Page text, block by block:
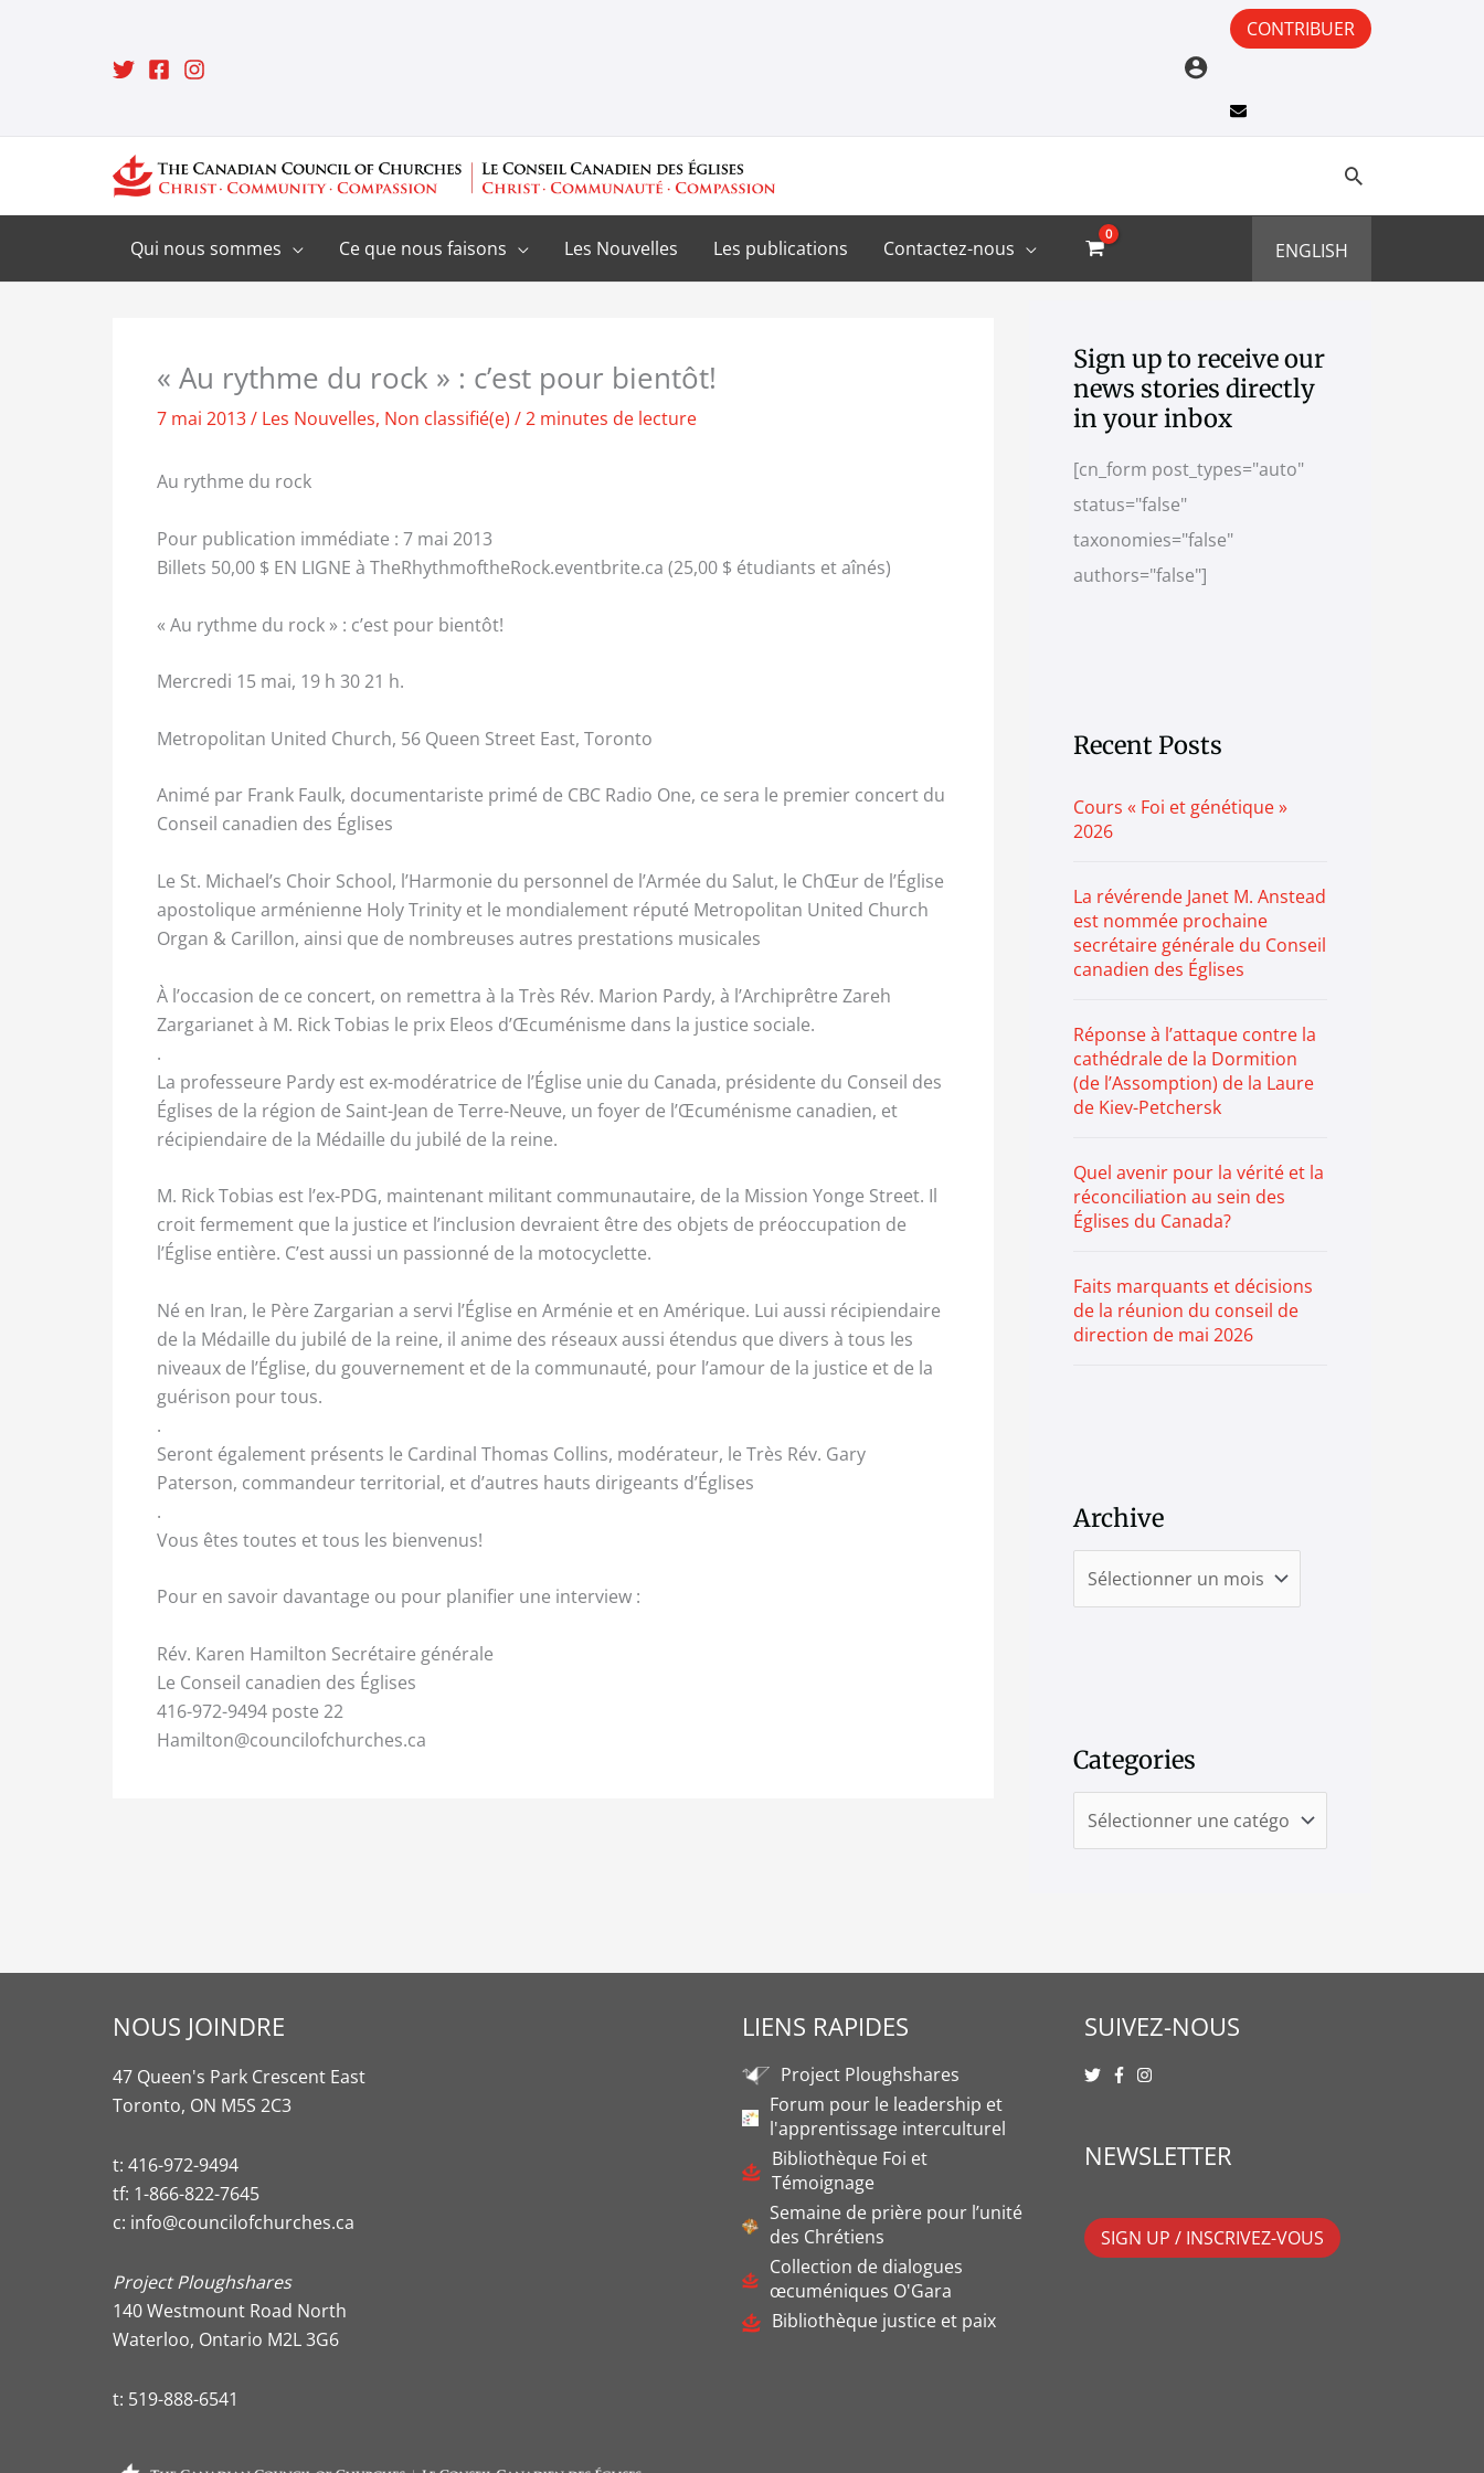
CONTRIBUER
Qui nous sommes Ce que nous faisons Les Nouvelles Les publications Contactez-nous ENGLISH
« Au rythme du rock » : c’est pour bientôt!
7 mai 2013/ Les Nouvelles, Non classifié(e) /2 minutes de lecture
Au rythme du rock
Pour publication immédiate : 7 mai 2013
Billets 50,00 $ EN LIGNE à TheRhythmoftheRock.eventbrite.ca (25,00 $ étudiants et aînés)
« Au rythme du rock » : c’est pour bientôt!
Mercredi 15 mai, 19 h 30 21 h.
Metropolitan United Church, 56 Queen Street East, Toronto
Animé par Frank Faulk, documentariste primé de CBC Radio One, ce sera le premier concert du
Conseil canadien des Églises
Le St. Michael’s Choir School, l’Harmonie du personnel de l’Armée du Salut, le ChŒur de l’Église
apostolique arménienne Holy Trinity et le mondialement réputé Metropolitan United Church
Organ & Carillon, ainsi que de nombreuses autres prestations musicales
À l’occasion de ce concert, on remettra à la Très Rév. Marion Pardy, à l’Archiprêtre Zareh
Zargarianet à M. Rick Tobias le prix Eleos d’Œcuménisme dans la justice sociale.
.
La professeure Pardy est ex-modératrice de l’Église unie du Canada, présidente du Conseil des
Églises de la région de Saint-Jean de Terre-Neuve, un foyer de l’Œcuménisme canadien, et
récipiendaire de la Médaille du jubilé de la reine.
M. Rick Tobias est l’ex-PDG, maintenant militant communautaire, de la Mission Yonge Street. Il
croit fermement que la justice et l’inclusion devraient être des objets de préoccupation de
l’Église entière. C’est aussi un passionné de la motocyclette.
Né en Iran, le Père Zargarian a servi l’Église en Arménie et en Amérique. Lui aussi récipiendaire
de la Médaille du jubilé de la reine, il anime des réseaux aussi étendus que divers à tous les
niveaux de l’Église, du gouvernement et de la communauté, pour l’amour de la justice et de la
guérison pour tous.
.
Seront également présents le Cardinal Thomas Collins, modérateur, le Très Rév. Gary
Paterson, commandeur territorial, et d’autres hauts dirigeants d’Églises
.
Vous êtes toutes et tous les bienvenus!
Pour en savoir davantage ou pour planifier une interview :
Rév. Karen Hamilton Secrétaire générale
Le Conseil canadien des Églises
416-972-9494 poste 22
Hamilton@councilofchurches.ca
Sign up to receive our
news stories directly
in your inbox
[cn_form post_types="auto"
status="false"
taxonomies="false"
authors="false"]
Recent Posts
Cours « Foi et génétique »
2026
La révérende Janet M. Anstead
est nommée prochaine
secrétaire générale du Conseil
canadien des Églises
Réponse à l’attaque contre la
cathédrale de la Dormition
(de l’Assomption) de la Laure
de Kiev-Petchersk
Quel avenir pour la vérité et la
réconciliation au sein des
Églises du Canada?
Faits marquants et décisions
de la réunion du conseil de
direction de mai 2026
Archive
r
c
h
i
e
Categories
a
t
e
g
r
NOUS JOINDRE
47 Queen's Park Crescent East
Toronto, ON M5S 2C3
t: 416-972-9494
tf: 1-866-822-7645
c: info@councilofchurches.ca
Project Ploughshares
140 Westmount Road North
Waterloo, Ontario M2L 3G6
t: 519-888-6541
LIENS RAPIDES
Project Ploughshares
Forum pour le leadership et
l'apprentissage interculturel
Bibliothèque Foi et
Témoignage
Semaine de prière pour l’unité
des Chrétiens
Collection de dialogues
œcuméniques O'Gara
Bibliothèque justice et paix
SUIVEZ-NOUS
NEWSLETTER
SIGN UP / INSCRIVEZ-VOUS